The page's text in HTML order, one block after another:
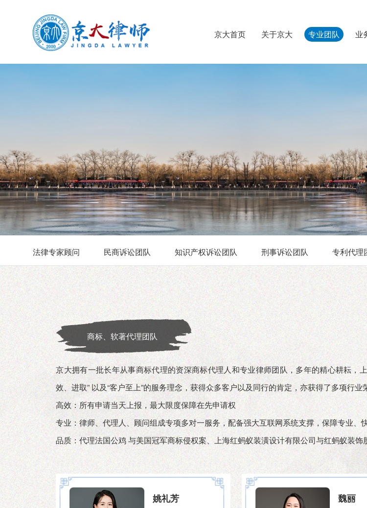
京大首页 关于京大 专业团队 业
法律专家顾问 民商诉讼团队 知识产权诉讼团队 刑事诉讼团队 专利代理
商标、软著代理团队
京大拥有一批长年从事商标代理的资深商标代理人和专业律师团队，多年的精心耕耘，
效、进取” 以及“客户至上”的服务理念，获得众多客户以及同行的肯定，亦获得了多项行业
高效：所有申请当天上报，最大限度保障在先申请权
专业：律师、代理人、顾问组成专项多对一服务，配备强大互联网系统支撑，保障专业、
品质：代理法国公鸡 与美国冠军商标侵权案、上海红蚂蚁装潢设计有限公司与红蚂蚁装
姚礼芳 魏丽